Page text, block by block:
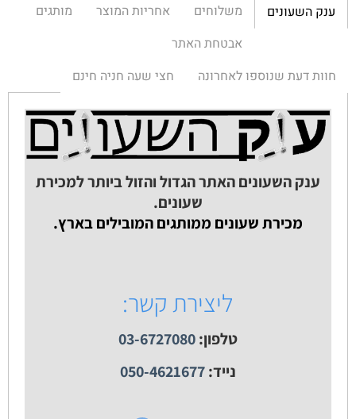
ענק השעונים משלוחים אחריות המוצר
מותגים
אבטחת האתר
חוות דעת שנוספו לאחרונה
חצי שעה חניה חינם
ענק השעונים האתר הגדול והזול ביותר למכירת
שעונים.
מכירת שעונים ממותגים המובילים בארץ.
ליצירת קשר:
טלפון:03-6727080
נייד:050-4621677